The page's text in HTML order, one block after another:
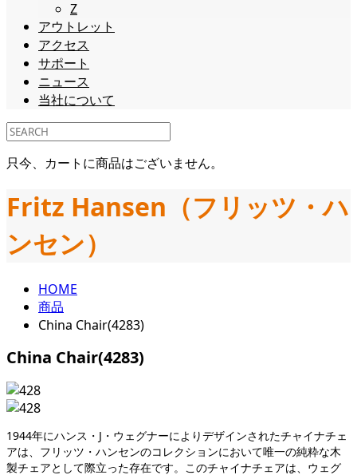
Z
アウトレット
アクセス
サポート
ニュース
当社について
只今、カートに商品はございません。
Fritz Hansen（フリッツ・ハ
ンセン）
HOME
商品
China Chair(4283)
China Chair(4283)
1944年にハンス・J・ウェグナーによりデザインされたチャイナチェ
アは、フリッツ・ハンセンのコレクションにおいて唯一の純粋な木
製チェアとして際立った存在です。このチャイナチェアは、ウェグ